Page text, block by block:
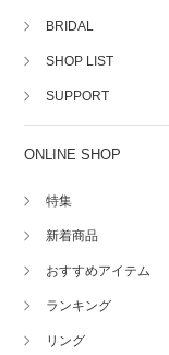
BRIDAL
SHOP LIST
SUPPORT
ONLINE SHOP
特集
新着商品
おすすめアイテム
ランキング
リング